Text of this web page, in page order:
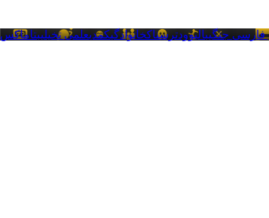
فارسی جنگیبالیوودترسناکخانوادگیکمدیعلمی تخیلیبتاماکس